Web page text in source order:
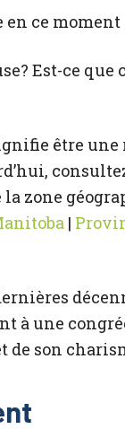
ce
Est-ce que
être
zone
|
à une
de son